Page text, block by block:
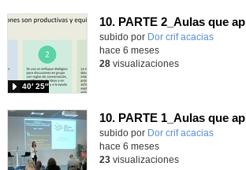
Contenido educativo.
subido por Dor crif acacias
40′ 25″
-
hace 6 meses
28visualizaciones
Contenido educativo.
subido por Dor crif acacias-
hace 6 meses
23visualizaciones